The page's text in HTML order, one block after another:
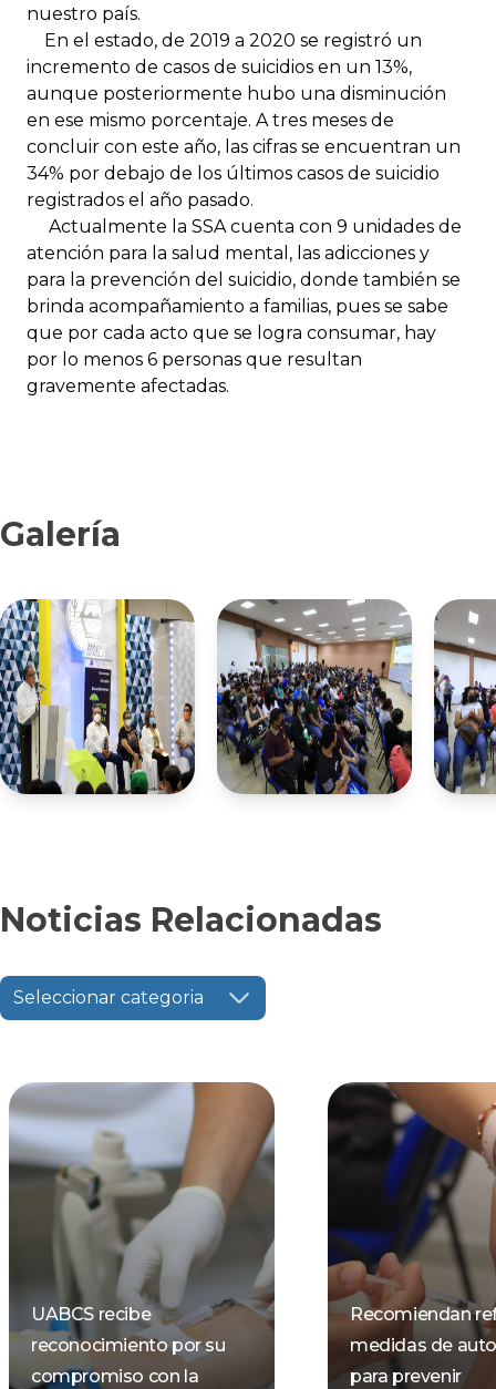
nuestro país.
En el estado, de 2019 a 2020 se registró un
incremento de casos de suicidios en un 13%,
aunque posteriormente hubo una disminución
en ese mismo porcentaje. A tres meses de
concluir con este año, las cifras se encuentran un
34% por debajo de los últimos casos de suicidio
registrados el año pasado.
Actualmente la SSA cuenta con 9 unidades de
atención para la salud mental, las adicciones y
para la prevención del suicidio, donde también se
brinda acompañamiento a familias, pues se sabe
que por cada acto que se logra consumar, hay
por lo menos 6 personas que resultan
gravemente afectadas.
Galería
Noticias Relacionadas
Seleccionar categoria
UABCS recibe
reconocimiento por su
compromiso con la
Recomiendan
medidas de
para prevenir